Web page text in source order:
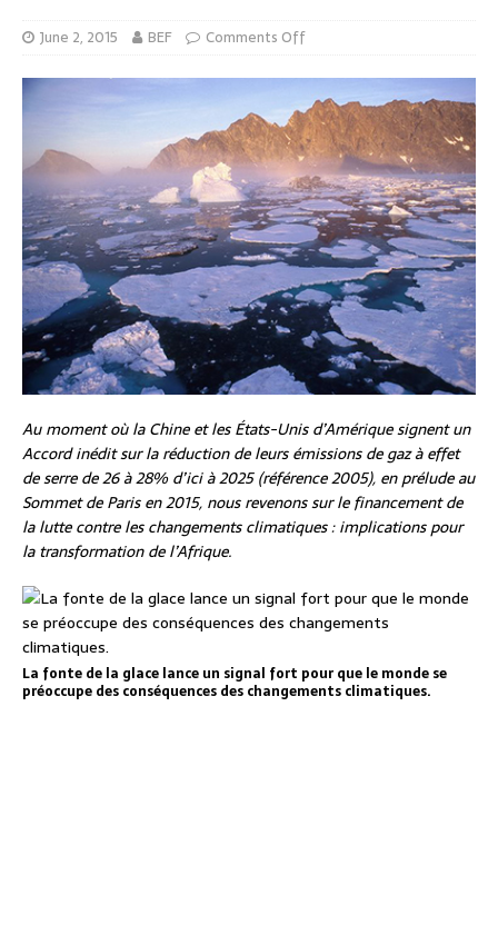
June 2, 2015 BEF Comments Off
Au moment où la Chine et les États-Unis d’Amérique signent un
Accord inédit sur la réduction de leurs émissions de gaz à effet
de serre de 26 à 28% d’ici à 2025 (référence 2005), en prélude au
Sommet de Paris en 2015, nous revenons sur le financement de
la lutte contre les changements climatiques : implications pour
la transformation de l’Afrique.
La fonte de la glace lance un signal fort pour que le monde se
préoccupe des conséquences des changements climatiques.